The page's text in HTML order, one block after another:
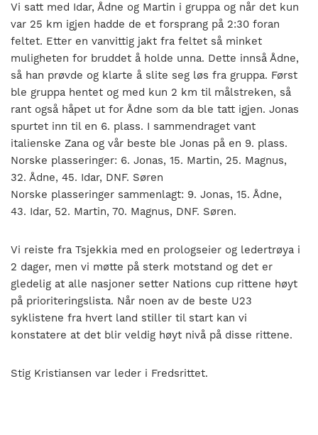
Vi satt med Idar, Ådne og Martin i gruppa og når det kun
var 25 km igjen hadde de et forsprang på 2:30 foran
feltet. Etter en vanvittig jakt fra feltet så minket
muligheten for bruddet å holde unna. Dette innså Ådne,
så han prøvde og klarte å slite seg løs fra gruppa. Først
ble gruppa hentet og med kun 2 km til målstreken, så
rant også håpet ut for Ådne som da ble tatt igjen. Jonas
spurtet inn til en 6. plass. I sammendraget vant
italienske Zana og vår beste ble Jonas på en 9. plass.
Norske plasseringer: 6. Jonas, 15. Martin, 25. Magnus,
32. Ådne, 45. Idar, DNF. Søren
Norske plasseringer sammenlagt: 9. Jonas, 15. Ådne,
43. Idar, 52. Martin, 70. Magnus, DNF. Søren.
Vi reiste fra Tsjekkia med en prologseier og ledertrøya i
2 dager, men vi møtte på sterk motstand og det er
gledelig at alle nasjoner setter Nations cup rittene høyt
på prioriteringslista. Når noen av de beste U23
syklistene fra hvert land stiller til start kan vi
konstatere at det blir veldig høyt nivå på disse rittene.
Stig Kristiansen var leder i Fredsrittet.